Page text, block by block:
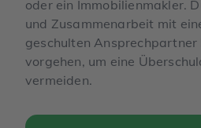
oder ein Immobilienmakler.
und Zusammenarbeit mit
geschulten
vorgehen, um eine
vermeiden.